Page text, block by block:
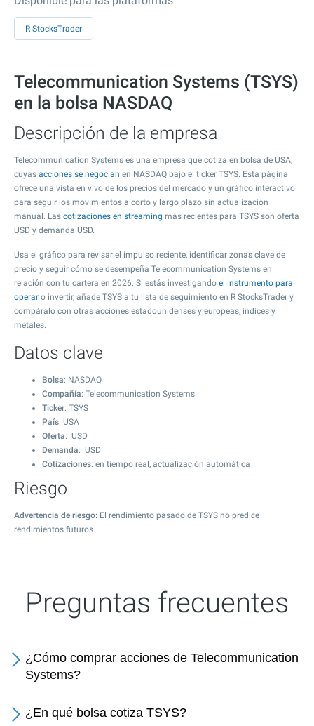
R StocksTrader
Telecommunication Systems (TSYS)
en la bolsa NASDAQ
Descripción de la empresa
Telecommunication Systems es una empresa que cotiza en bolsa de USA,
cuyas acciones se negocian en NASDAQ bajo el ticker TSYS. Esta página
ofrece una vista en vivo de los precios del mercado y un gráfico interactivo
para seguir los movimientos a corto y largo plazo sin actualización
manual. Las cotizaciones en streaming más recientes para TSYS son oferta
USD y demanda USD.
Usa el gráfico para revisar el impulso reciente, identificar zonas clave de
precio y seguir cómo se desempeña Telecommunication Systems en
relación con tu cartera en 2026. Si estás investigando el instrumento para
operar o invertir, añade TSYS a tu lista de seguimiento en R StocksTrader y
compáralo con otras acciones estadounidenses y europeas, índices y
metales.
Datos clave
Bolsa: NASDAQ
Compañía: Telecommunication Systems
Ticker: TSYS
País: USA
Oferta: USD
Demanda: USD
Cotizaciones: en tiempo real, actualización automática
Riesgo
Advertencia de riesgo: El rendimiento pasado de TSYS no predice
rendimientos futuros.
Preguntas frecuentes
¿Cómo comprar acciones de Telecommunication
Systems?
¿En qué bolsa cotiza TSYS?